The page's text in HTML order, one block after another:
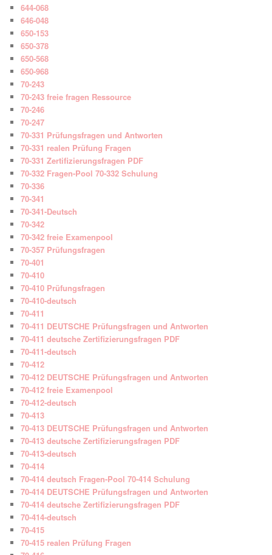
644-068
646-048
650-153
650-378
650-568
650-968
70-243
70-243 freie fragen Ressource
70-246
70-247
70-331 Prüfungsfragen und Antworten
70-331 realen Prüfung Fragen
70-331 Zertifizierungsfragen PDF
70-332 Fragen-Pool 70-332 Schulung
70-336
70-341
70-341-Deutsch
70-342
70-342 freie Examenpool
70-357 Prüfungsfragen
70-401
70-410
70-410 Prüfungsfragen
70-410-deutsch
70-411
70-411 DEUTSCHE Prüfungsfragen und Antworten
70-411 deutsche Zertifizierungsfragen PDF
70-411-deutsch
70-412
70-412 DEUTSCHE Prüfungsfragen und Antworten
70-412 freie Examenpool
70-412-deutsch
70-413
70-413 DEUTSCHE Prüfungsfragen und Antworten
70-413 deutsche Zertifizierungsfragen PDF
70-413-deutsch
70-414
70-414 deutsch Fragen-Pool 70-414 Schulung
70-414 DEUTSCHE Prüfungsfragen und Antworten
70-414 deutsche Zertifizierungsfragen PDF
70-414-deutsch
70-415
70-415 realen Prüfung Fragen